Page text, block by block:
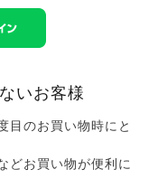
いお客様
目のお買い物時にと
どお買い物が便利に